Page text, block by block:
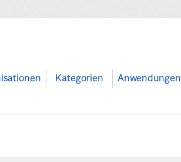
Kategorien Anwendungen